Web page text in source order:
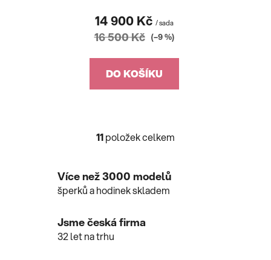
14 900 Kč / sada
16 500 Kč (–9 %)
DO KOŠÍKU
O
á
d
c
11položek celkem
Více než 3000 modelů
šperků a hodinek skladem
Jsme česká firma
32 let na trhu